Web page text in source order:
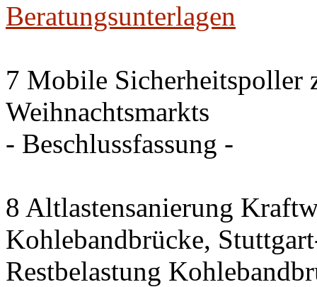
Beratungsunterlagen
7 Mobile Sicherheitspoller
Weihnachtsmarkts
- Beschlussfassung -
8 Altlastensanierung
Kohlebandbrücke,
Restbelastung